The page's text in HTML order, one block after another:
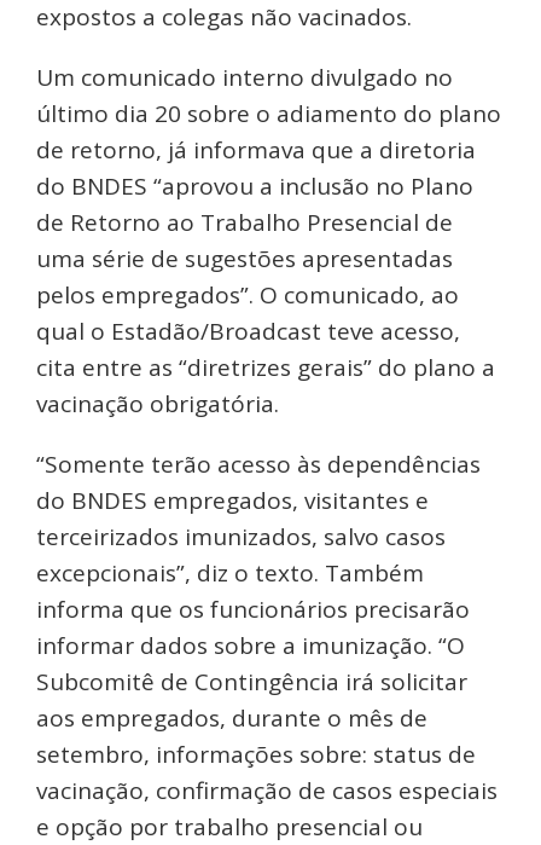
expostos a colegas não vacinados.
Um comunicado interno divulgado no
último dia 20 sobre o adiamento do plano
de retorno, já informava que a diretoria
do BNDES “aprovou a inclusão no Plano
de Retorno ao Trabalho Presencial de
uma série de sugestões apresentadas
pelos empregados”. O comunicado, ao
qual o Estadão/Broadcast teve acesso,
cita entre as “diretrizes gerais” do plano a
vacinação obrigatória.
“Somente terão acesso às dependências
do BNDES empregados, visitantes e
terceirizados imunizados, salvo casos
excepcionais”, diz o texto. Também
informa que os funcionários precisarão
informar dados sobre a imunização. “O
Subcomitê de Contingência irá solicitar
aos empregados, durante o mês de
setembro, informações sobre: status de
vacinação, confirmação de casos especiais
e opção por trabalho presencial ou